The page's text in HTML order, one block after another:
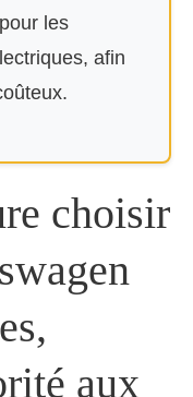
les
afin
choisir
aux